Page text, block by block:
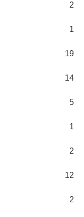
2
1
19
14
5
1
2
12
2